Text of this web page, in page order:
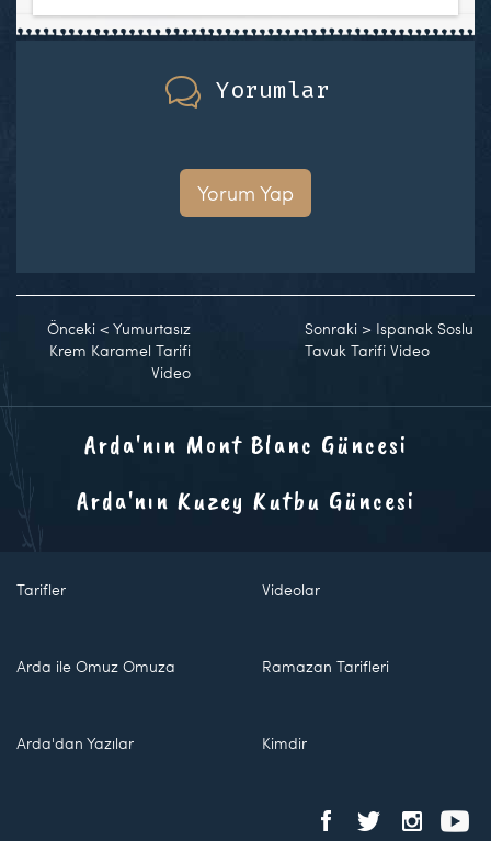
Yorumlar
Yorum Yap
Önceki < Yumurtasız
Krem Karamel Tarifi
Video
Sonraki > Ispanak Soslu
Tavuk Tarifi Video
Arda'nın Mont Blanc Güncesi
Arda'nın Kuzey Kutbu Güncesi
Tarifler Videolar
Arda ile Omuz Omuza Ramazan Tarifleri
Arda'dan Yazılar Kimdir